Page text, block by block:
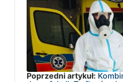
Poprzedni artykuł: